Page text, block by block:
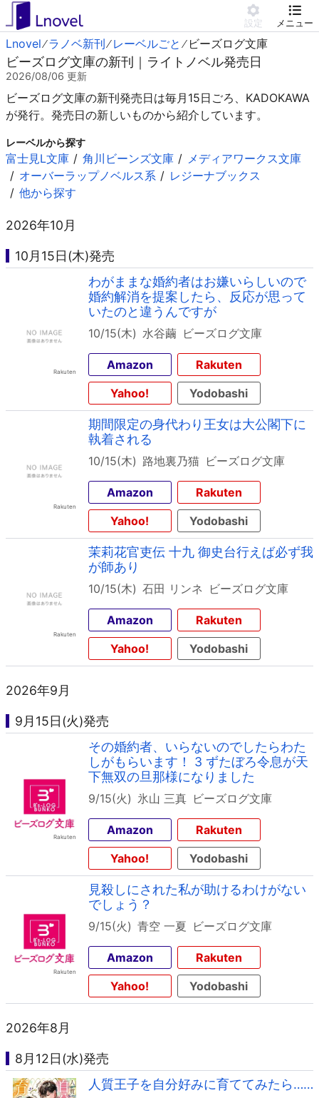
設定 メニュー
Lnovel ラノベ新刊 レーベルごと ビーズログ文庫
ビーズログ文庫の新刊｜ライトノベル発売日
2026/08/06 更新
ビーズログ文庫の新刊発売日は毎月15日ごろ、KADOKAWA
が発行。発売日の新しいものから紹介しています。
レーベルから探す
富士見L文庫 角川ビーンズ文庫
メディアワークス文庫
オーバーラップノベルス系
レジーナブックス
他から探す
2026年10月
10月15日(木)発売
わがままな婚約者はお嫌いらしいので
婚約解消を提案したら、反応が思って
いたのと違うんですが
10/15(木) 水谷繭 ビーズログ文庫
Amazon
Rakuten
Yahoo!
Yodobashi
期間限定の身代わり王女は大公閣下に
執着される
10/15(木) 路地裏乃猫 ビーズログ文庫
Amazon
Rakuten
Yahoo!
Yodobashi
茉莉花官吏伝 十九 御史台行えば必ず我
が師あり
10/15(木) 石田 リンネ ビーズログ文庫
Amazon
Rakuten
Yahoo!
Yodobashi
2026年9月
9月15日(火)発売
その婚約者、いらないのでしたらわた
しがもらいます！ 3 ずたぼろ令息が天
下無双の旦那様になりました
9/15(火) 氷山 三真 ビーズログ文庫
Amazon
Rakuten
Yahoo!
Yodobashi
見殺しにされた私が助けるわけがない
でしょう？
9/15(火) 青空 一夏 ビーズログ文庫
Amazon
Rakuten
Yahoo!
Yodobashi
2026年8月
8月12日(水)発売
人質王子を自分好みに育ててみたら……